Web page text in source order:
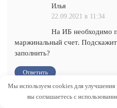
Илья
22.09.2021 в 11:34
На ИБ необходимо
маржинальный счет.
заполнить?
Ответить
Мы используем cookies для улучшения
вы соглашаетесь с